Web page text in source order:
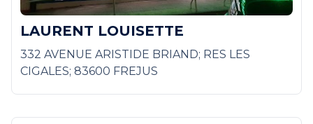
LAURENT LOUISETTE
332 AVENUE ARISTIDE BRIAND; RES LES
CIGALES; 83600 FREJUS